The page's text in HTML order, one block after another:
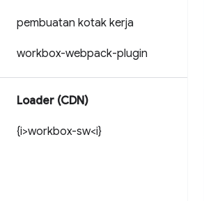
pembuatan kotak kerja
workbox-webpack-plugin
Loader (CDN)
{i>workbox-sw<i}